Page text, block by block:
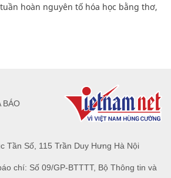
hoàn nguyên tố hóa học bằng thơ,
Tần Số, 115 Trần Duy Hưng Hà Nội
chí: Số 09/GP-BTTTT, Bộ Thông tin và
BÁO